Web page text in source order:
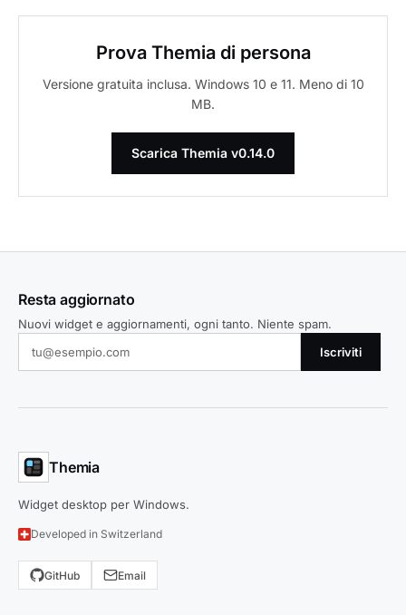
Prova Themia di persona
Versione gratuita inclusa. Windows 10 e 11. Meno di 10
MB.
Scarica Themia v0.14.0
Resta aggiornato
Nuovi widget e aggiornamenti, ogni tanto. Niente spam.
Iscriviti
Themia
Widget desktop per Windows.
Developed in Switzerland
GitHub Email